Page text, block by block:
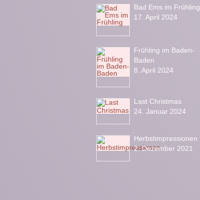
Bad Ems im Frühling
17. April 2024
Frühling im Baden-
Baden
8. April 2024
Last Christmas
24. Januar 2024
Herbstimpressionen
2. Dezember 2021